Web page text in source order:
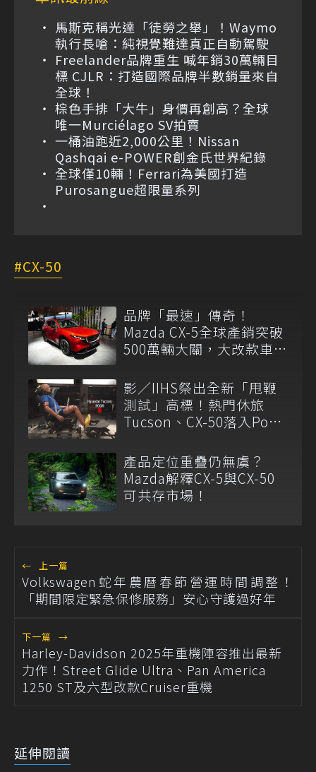
馬斯克稱光達「徒勞之舉」！Waymo
執行長嗆：純視覺難達真正自動駕駛
Freelander品牌重生 喊年銷30萬輛目
標 CJLR：打造國際品牌半數銷量來自
全球！
棕色手排「大牛」身價再創高？全球
唯一Murciélago SV拍賣
一桶油跑近2,000公里！Nissan
Qashqai e-POWER創金氏世界紀錄
全球僅10輛！Ferrari為美國打造
Purosangue超限量系列
CX-50
品牌「最速」傳奇！
Mazda CX-5全球產銷突破
500萬輛大關，大改款車型
影／IIHS祭出全新「甩鞭
測試」高標！熱門休旅
Tucson、CX-50落入Poor
產品定位重疊仍無虞？
Mazda解釋CX-5與CX-50
可共存市場！
← 上一篇
Volkswagen蛇年農曆春節營運時間調整！
「期間限定緊急保修服務」安心守護過好年
下一篇 →
Harley-Davidson 2025年重機陣容推出最新
力作！Street Glide Ultra、Pan America
1250 ST及六型改款Cruiser重機
延伸閱讀